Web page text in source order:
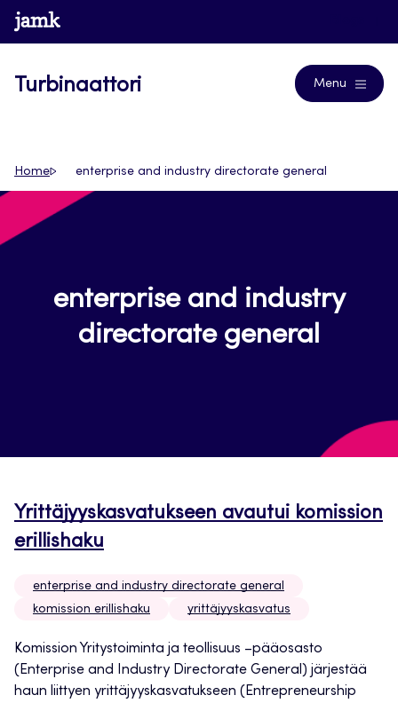
Siirry
suoraan
www.jamk.fi
Turbinaattori Menu
Home enterprise and industry directorate general
enterprise and industry
directorate general
Yrittäjyyskasvatukseen avautui komission
erillishaku
enterprise and industry directorate general
komission erillishaku
yrittäjyyskasvatus
Komission Yritystoiminta ja teollisuus –pääosasto
(Enterprise and Industry Directorate General) järjestää
haun liittyen yrittäjyyskasvatukseen (Entrepreneurship